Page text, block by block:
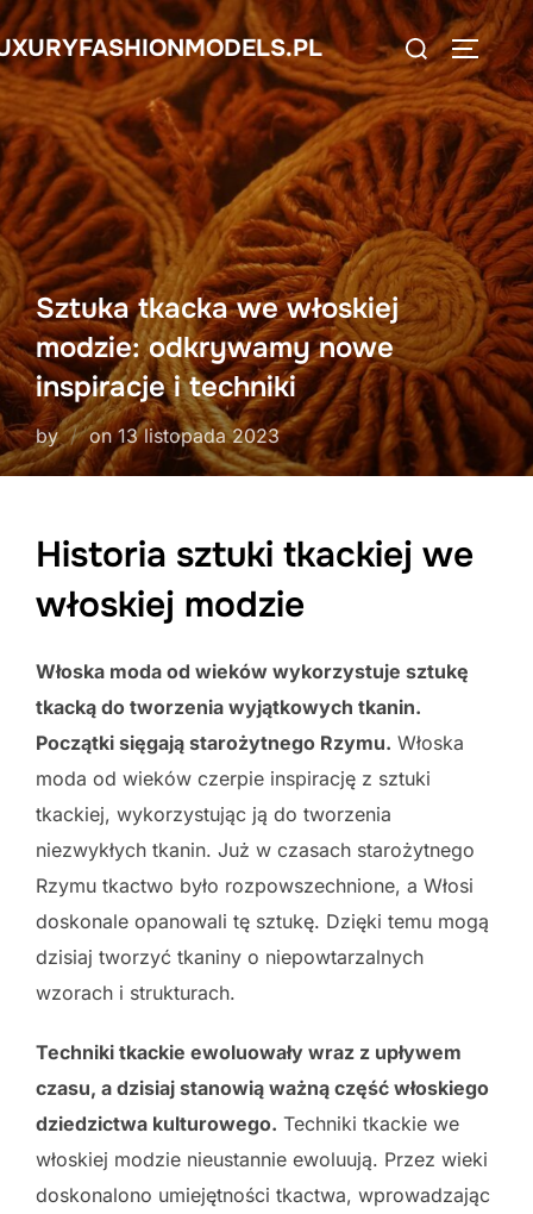
Skip
to
content
Search
for:
Sztuka tkacka we włoskiej
modzie: odkrywamy nowe
inspiracje i techniki
by onPosted
on
13 listopada 2023
Historia sztuki tkackiej we
włoskiej modzie
Włoska moda od wieków wykorzystuje sztukę
tkacką do tworzenia wyjątkowych tkanin.
Początki sięgają starożytnego Rzymu. Włoska
moda od wieków czerpie inspirację z sztuki
tkackiej, wykorzystując ją do tworzenia
niezwykłych tkanin. Już w czasach starożytnego
Rzymu tkactwo było rozpowszechnione, a Włosi
doskonale opanowali tę sztukę. Dzięki temu mogą
dzisiaj tworzyć tkaniny o niepowtarzalnych
wzorach i strukturach.
Techniki tkackie ewoluowały wraz z upływem
czasu, a dzisiaj stanowią ważną część włoskiego
dziedzictwa kulturowego. Techniki tkackie we
włoskiej modzie nieustannie ewoluują. Przez wieki
doskonalono umiejętności tkactwa, wprowadzając